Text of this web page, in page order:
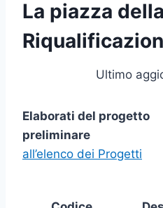
La piazza
Ultimo
Elaborati del progetto
all’elenco dei Progetti